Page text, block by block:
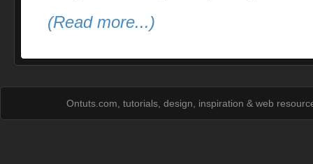
(Read more...)
Ontuts.com, tutorials, design, inspiration & web